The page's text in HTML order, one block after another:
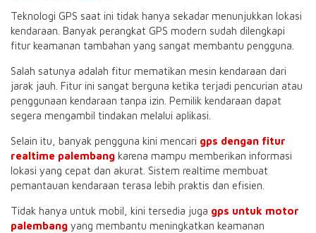
Teknologi GPS saat ini tidak hanya sekadar menunjukkan lokasi
kendaraan. Banyak perangkat GPS modern sudah dilengkapi
fitur keamanan tambahan yang sangat membantu pengguna.
Salah satunya adalah fitur mematikan mesin kendaraan dari
jarak jauh. Fitur ini sangat berguna ketika terjadi pencurian atau
penggunaan kendaraan tanpa izin. Pemilik kendaraan dapat
segera mengambil tindakan melalui aplikasi.
Selain itu, banyak pengguna kini mencari gps dengan fitur
realtime palembang karena mampu memberikan informasi
lokasi yang cepat dan akurat. Sistem realtime membuat
pemantauan kendaraan terasa lebih praktis dan efisien.
Tidak hanya untuk mobil, kini tersedia juga gps untuk motor
palembang yang membantu meningkatkan keamanan